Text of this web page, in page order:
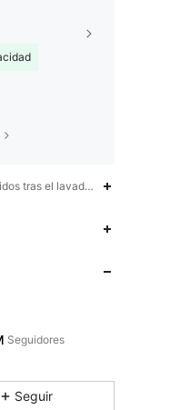
tras el lavado
Seguir